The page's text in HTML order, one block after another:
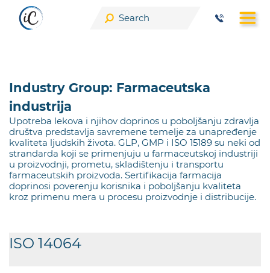
content
Industry Group: Farmaceutska
industrija
Upotreba lekova i njihov doprinos u poboljšanju zdravlja
društva predstavlja savremene temelje za unapređenje
kvaliteta ljudskih života. GLP, GMP i ISO 15189 su neki od
strandarda koji se primenjuju u farmaceutskoj industriji
u proizvodnji, prometu, skladištenju i transportu
farmaceutskih proizvoda. Sertifikacija farmacija
doprinosi poverenju korisnika i poboljšanju kvaliteta
kroz primenu mera u procesu proizvodnje i distribucije.
ISO 14064